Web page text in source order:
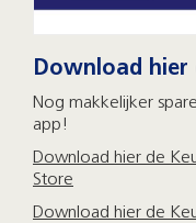
Download hier
Nog makkelijker
app!
Download hier de
Store
Download hier de